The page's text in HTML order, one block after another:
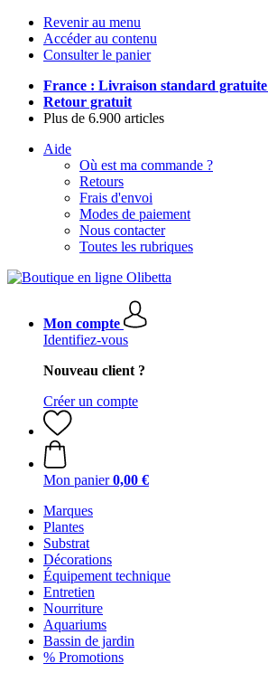
Revenir au menu
Accéder au contenu
Consulter le panier
France : Livraison standard gratuite
Retour gratuit
Plus de 6.900 articles
Aide
Où est ma commande ?
Retours
Frais d'envoi
Modes de paiement
Nous contacter
Toutes les rubriques
Mon compte
Identifiez-vous
Nouveau client ?
Créer un compte
Mon panier 0,00 €
Marques
Plantes
Substrat
Décorations
Équipement technique
Entretien
Nourriture
Aquariums
Bassin de jardin
% Promotions